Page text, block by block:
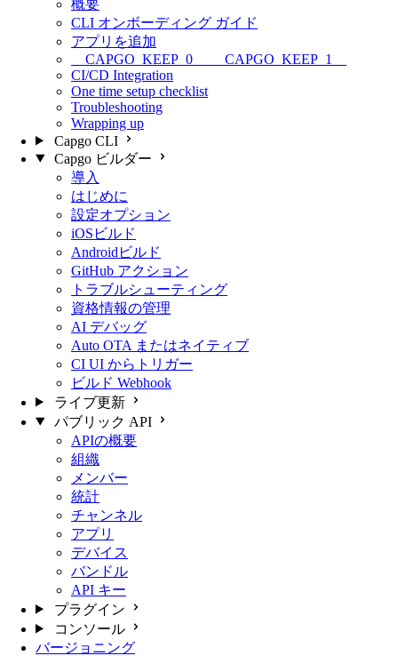
概要
CLI オンボーディング ガイド
アプリを追加
__CAPGO_KEEP_0__ __CAPGO_KEEP_1__
CI/CD Integration
One time setup checklist
Troubleshooting
Wrapping up
Capgo CLI
Capgo ビルダー
導入
はじめに
設定オプション
iOSビルド
Androidビルド
GitHub アクション
トラブルシューティング
資格情報の管理
AI デバッグ
Auto OTA またはネイティブ
CI UI からトリガー
ビルド Webhook
ライブ更新
パブリック API
APIの概要
組織
メンバー
統計
チャンネル
アプリ
デバイス
バンドル
API キー
プラグイン
コンソール
バージョニング